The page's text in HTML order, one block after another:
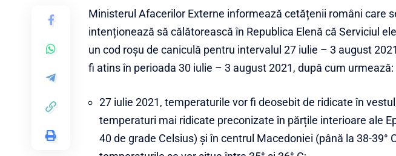
Ministerul Afacerilor Externe informează cetățenii români care
intenționează să călătorească în Republica Elenă că Serviciul
un cod roșu de caniculă pentru intervalul 27 iulie – 3 august
fi atins în perioada 30 iulie – 3 august 2021, după cum urmează:
27 iulie 2021, temperaturile vor fi deosebit de ridicate în
temperaturi mai ridicate preconizate în părțile interioare ale
40 de grade Celsius) și în centrul Macedoniei (până la 38-39°